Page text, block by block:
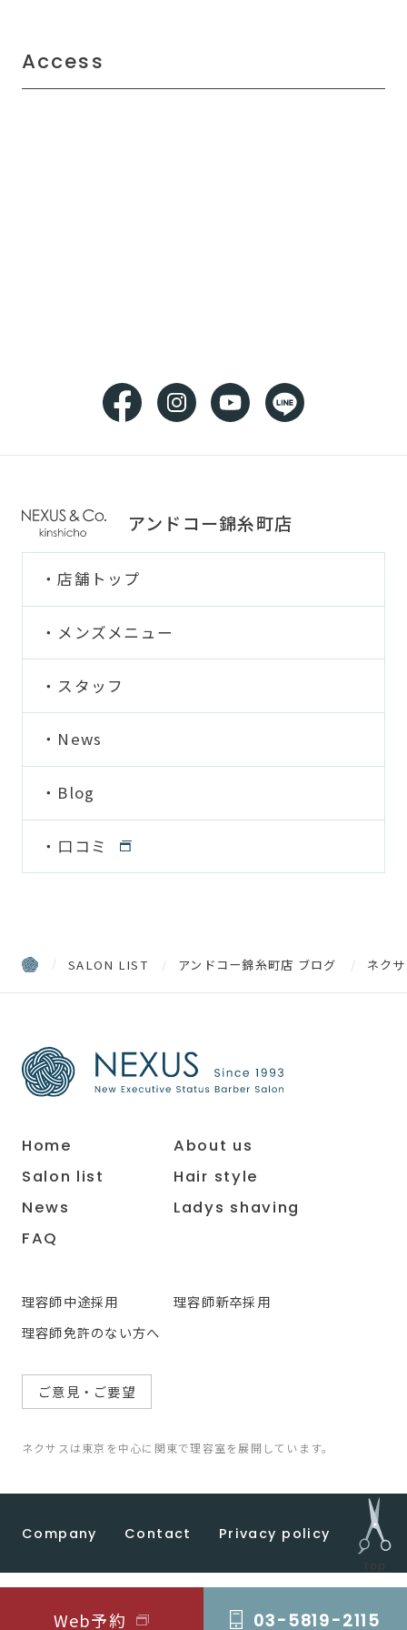
Access
アンドコー錦糸町店
店舗トップ
メンズメニュー
スタッフ
News
Blog
口コミ
SALON LIST アンドコー錦糸町店 ブログ ネク
Web予約 03-5819-2115
Home
About us
Salon list
Hair style
News
Ladys shaving
FAQ
理容師中途採用
理容師新卒採用
理容師免許のない方へ
ご意見・ご要望
ネクサスは東京を中心に関東で理容室を展開しています。
Company Contact Privacy policy
© 2022 CEP HOLDINGS